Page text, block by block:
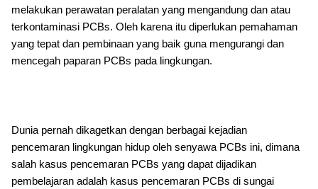
melakukan perawatan peralatan yang mengandung dan atau
terkontaminasi PCBs. Oleh karena itu diperlukan pemahaman
yang tepat dan pembinaan yang baik guna mengurangi dan
mencegah paparan PCBs pada lingkungan.
Dunia pernah dikagetkan dengan berbagai kejadian
pencemaran lingkungan hidup oleh senyawa PCBs ini, dimana
salah kasus pencemaran PCBs yang dapat dijadikan
pembelajaran adalah kasus pencemaran PCBs di sungai